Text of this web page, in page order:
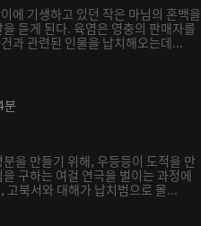
에 기생하고 있던 작은 마님의 혼백을
듣게 된다. 육염은 영충의 판매자를
과 관련된 인물을 납치해오는데...
분
을 만들기 위해, 우등등이 도적을 만
구하는 여걸 연극을 벌이는 과정에
고북서와 대해가 납치범으로 몰...